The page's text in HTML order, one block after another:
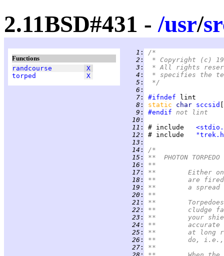
2.11BSD#431 -/usr/
Functions
randcourse
X
torped
X
   1
:
/*
   2
:
* Copyright (c)
   3
:
* All rights
   4
:
* specifies the
   5
:
*/
   6
:
   7
: #ifndef
   8
: static char sccsid
   9
: #endif not lint
  10
:
  11
: # include
  12
: # include
  13
:
  14
:
/*
  15
:
**  PHOTON TORPEDO
  16
:
**
  17
:
**
  18
:
**	are
  19
:
**	a
  20
:
**
  21
:
**
  22
:
**
  23
:
**	your
  24
:
**
  25
:
**	at
  26
:
**	do,
  27
:
**